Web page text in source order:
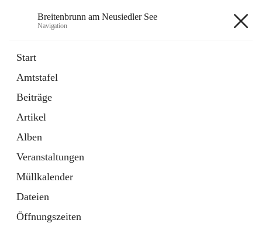
Breitenbrunn am Neusiedler See
Navigation
Start
Amtstafel
Beiträge
Artikel
Alben
Veranstaltungen
Müllkalender
Dateien
Öffnungszeiten
18 Schnellzugriffe
Gemeindeservice